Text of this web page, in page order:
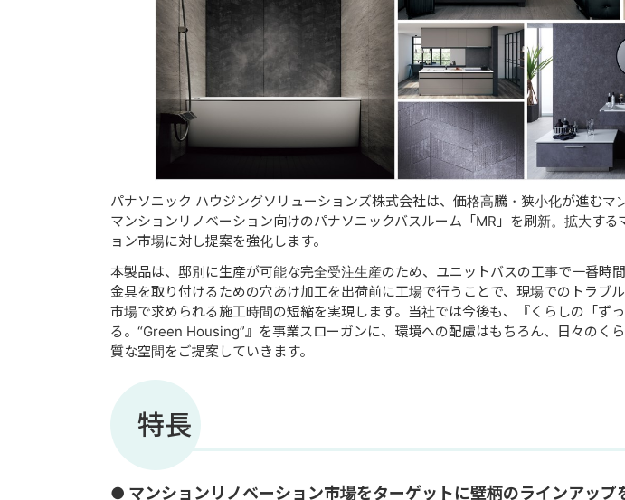
パナソニック ハウジングソリューションズ株式会社は、価格高騰・狭小化が進むマ
マンションリノベーション向けのパナソニックバスルーム「MR」を刷新。拡大する
ョン市場に対し提案を強化します。
本製品は、邸別に生産が可能な完全受注生産のため、ユニットバスの工事で一番時
金具を取り付けるための穴あけ加工を出荷前に工場で行うことで、現場でのトラブ
市場で求められる施工時間の短縮を実現します。当社では今後も、『くらしの「ず
る。“Green Housing”』を事業スローガンに、環境への配慮はもちろん、日々のく
質な空間をご提案していきます。
特長
● マンションリノベーション市場をターゲットに壁柄のラインアップ